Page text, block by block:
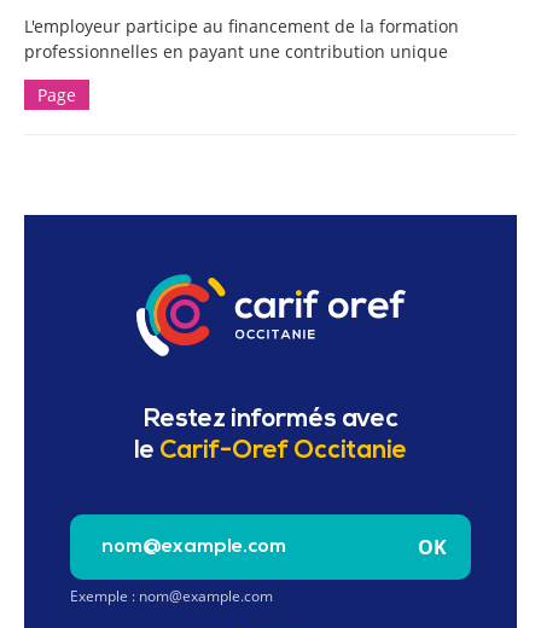
L'employeur participe au financement de la formation
professionnelles en payant une contribution unique
Page
Restez informés avec
le Carif-Oref Occitanie
Saisissez votre e-mail pour vous inscrire à la
Exemple : nom@example.com
OK